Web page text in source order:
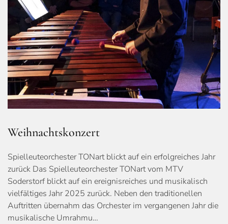
Weihnachtskonzert
Spielleuteorchester TONart blickt auf ein erfolgreiches Jahr
zurück Das Spielleuteorchester TONart vom MTV
Soderstorf blickt auf ein ereignisreiches und musikalisch
vielfältiges Jahr 2025 zurück. Neben den traditionellen
Auftritten übernahm das Orchester im vergangenen Jahr die
musikalische Umrahmu…